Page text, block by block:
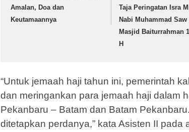
Amalan, Doa dan
Keutamaannya
Taja Peringatan Isra
Nabi Muhammad Saw
Masjid Baiturrahman
H
“Untuk jemaah haji tahun ini, pemerintah
dan meringankan para jemaah haji dalam
Pekanbaru – Batam dan Batam
ditetapkan perdanya,” kata Asisten II pada